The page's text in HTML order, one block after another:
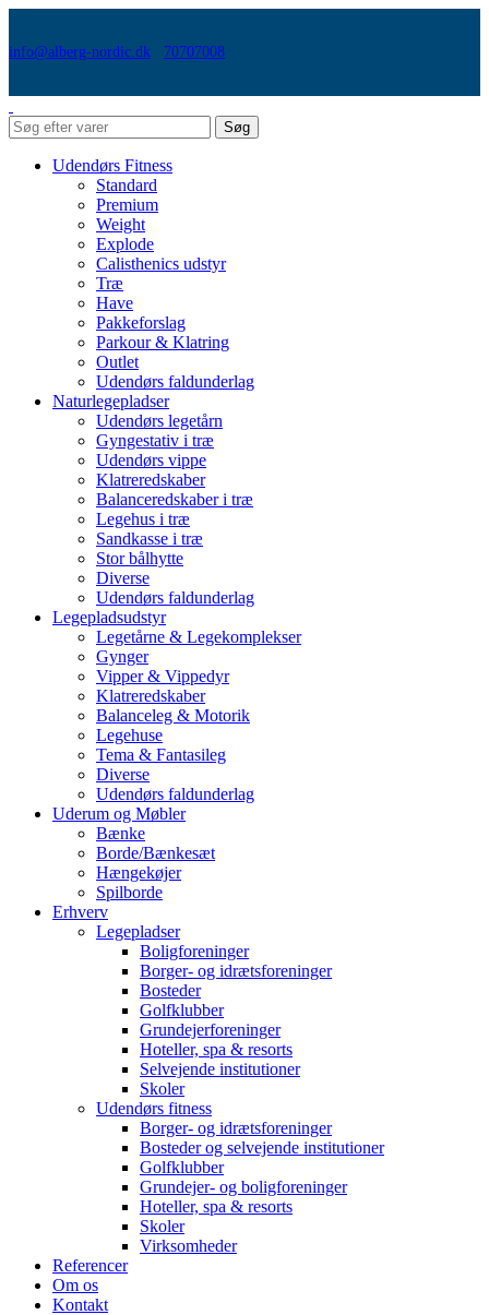
info@alberg-nordic.dk 70707008
Søg
Udendørs Fitness
Standard
Premium
Weight
Explode
Calisthenics udstyr
Træ
Have
Pakkeforslag
Parkour & Klatring
Outlet
Udendørs faldunderlag
Naturlegepladser
Udendørs legetårn
Gyngestativ i træ
Udendørs vippe
Klatreredskaber
Balanceredskaber i træ
Legehus i træ
Sandkasse i træ
Stor bålhytte
Diverse
Udendørs faldunderlag
Legepladsudstyr
Legetårne & Legekomplekser
Gynger
Vipper & Vippedyr
Klatreredskaber
Balanceleg & Motorik
Legehuse
Tema & Fantasileg
Diverse
Udendørs faldunderlag
Uderum og Møbler
Bænke
Borde/Bænkesæt
Hængekøjer
Spilborde
Erhverv
Legepladser
Boligforeninger
Borger- og idrætsforeninger
Bosteder
Golfklubber
Grundejerforeninger
Hoteller, spa & resorts
Selvejende institutioner
Skoler
Udendørs fitness
Borger- og idrætsforeninger
Bosteder og selvejende institutioner
Golfklubber
Grundejer- og boligforeninger
Hoteller, spa & resorts
Skoler
Virksomheder
Referencer
Om os
Kontakt